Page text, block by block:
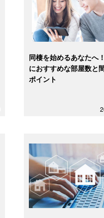
同棲を始めるあなたへ
におすすめな部屋数と
ポイント